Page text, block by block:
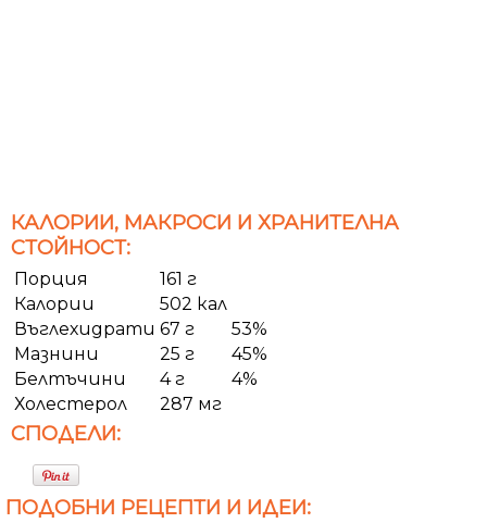
КАЛОРИИ, МАКРОСИ И ХРАНИТЕЛНА
СТОЙНОСТ:
Порция
161 г
Калории
502 кал
Въглехидрати 67 г
53%
Мазнини
25 г
45%
Белтъчини
4 г
4%
Холестерол
287 мг
СПОДЕЛИ:
ПОДОБНИ РЕЦЕПТИ И ИДЕИ: